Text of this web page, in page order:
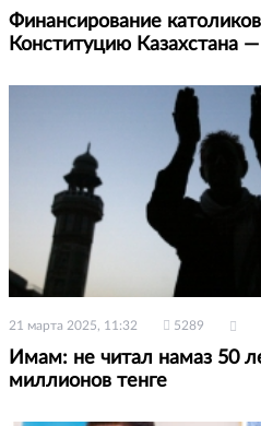
Финансирование
Конституцию Казахстана
21 марта 2025, 11:32 5289
Имам: не читал намаз 50
миллионов тенге